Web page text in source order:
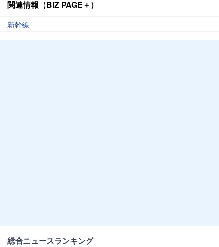
関連情報（BiZ PAGE＋）
新幹線
総合ニュースランキング